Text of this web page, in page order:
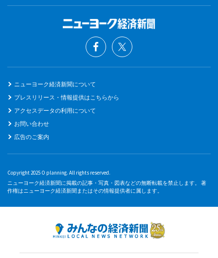
ニューヨーク経済新聞について
プレスリリース・情報提供はこちらから
アクセスデータの利用について
お問い合わせ
広告のご案内
Copyright 2025 O planning. All rights reserved.
ニューヨーク経済新聞に掲載の記事・写真・図表などの無断転載を禁止します。 著
作権はニューヨーク経済新聞またはその情報提供者に属します。